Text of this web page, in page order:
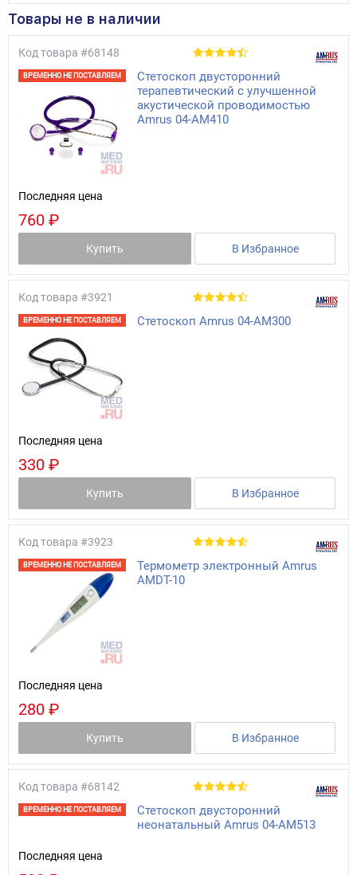
Товары не в наличии
Код товара #68148
ВРЕМЕННО НЕ ПОСТАВЛЯЕМ
Стетоскоп двусторонний
терапевтический с улучшенной
акустической проводимостью
Amrus 04-AM410
Последняя цена
760 ₽
Купить В Избранное
Код товара #3921
ВРЕМЕННО НЕ ПОСТАВЛЯЕМ Стетоскоп Amrus 04-AM300
Последняя цена
330 ₽
Купить В Избранное
Код товара #3923
ВРЕМЕННО НЕ ПОСТАВЛЯЕМ
Термометр электронный Amrus
AMDT-10
Последняя цена
280 ₽
Купить В Избранное
Код товара #68142
ВРЕМЕННО НЕ ПОСТАВЛЯЕМ
Стетоскоп двусторонний
неонатальный Amrus 04-AM513
Последняя цена